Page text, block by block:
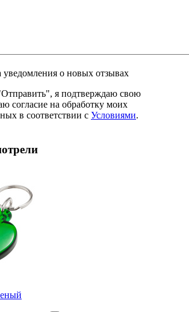
уведомления о новых отзывах
я подтверждаю свою
согласие на обработку моих
в соответствии с Условиями.